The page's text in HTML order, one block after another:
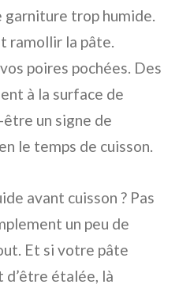
garniture trop humide.
ramollir la pâte.
poires pochées. Des
à la surface de
un signe de
le temps de cuisson.
avant cuisson ? Pas
un peu de
Et si votre pâte
étalée, là